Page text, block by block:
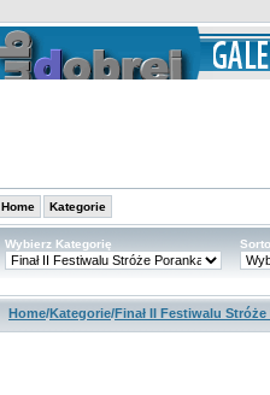
Home Kategorie
Wybierz Kategorię
Home/Kategorie/Finał II Festiwalu